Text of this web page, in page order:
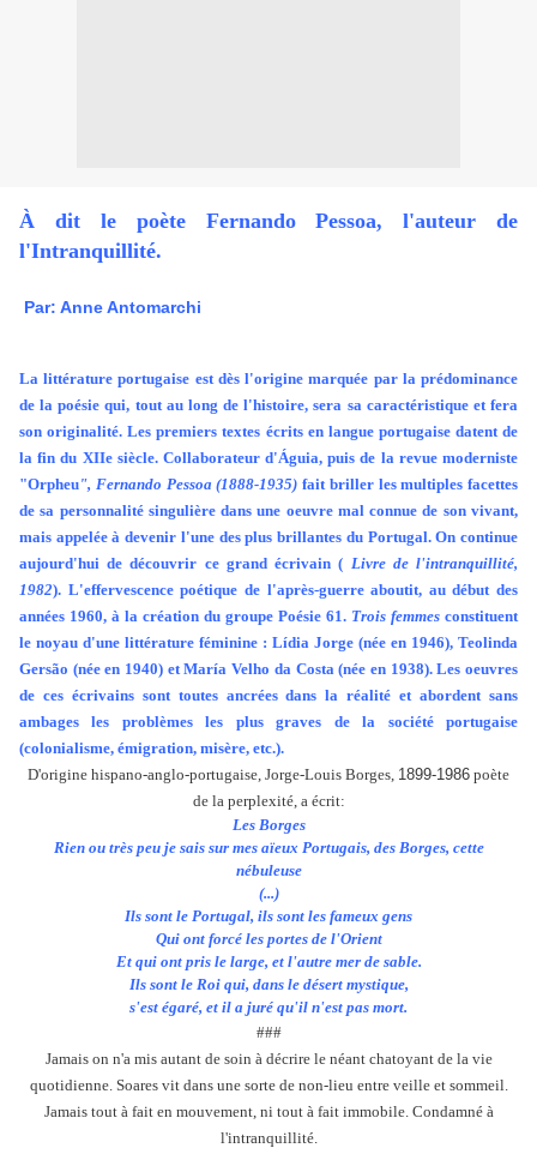
À dit le poète Fernando Pessoa, l'auteur de
l'Intranquillité.
Par: Anne Antomarchi
La littérature portugaise est dès l'origine marquée par la prédominance
de la poésie qui, tout au long de l'histoire, sera sa caractéristique et fera
son originalité. Les premiers textes écrits en langue portugaise datent de
la fin du XIIe siècle. Collaborateur d'Águia, puis de la revue moderniste
"Orpheu", Fernando Pessoa (1888-1935) fait briller les multiples facettes
de sa personnalité singulière dans une oeuvre mal connue de son vivant,
mais appelée à devenir l'une des plus brillantes du Portugal. On continue
aujourd'hui de découvrir ce grand écrivain ( Livre de l'intranquillité,
1982). L'effervescence poétique de l'après-guerre aboutit, au début des
années 1960, à la création du groupe Poésie 61. Trois femmes constituent
le noyau d'une littérature féminine : Lídia Jorge (née en 1946), Teolinda
Gersão (née en 1940) et María Velho da Costa (née en 1938). Les oeuvres
de ces écrivains sont toutes ancrées dans la réalité et abordent sans
ambages les problèmes les plus graves de la société portugaise
(colonialisme, émigration, misère, etc.).
D'origine hispano-anglo-portugaise, Jorge-Louis Borges, 1899-1986 poète
de la perplexité, a écrit:
Les Borges
Rien ou très peu je sais sur mes aïeux Portugais, des Borges, cette
nébuleuse
(...)
Ils sont le Portugal, ils sont les fameux gens
Qui ont forcé les portes de l'Orient
Et qui ont pris le large, et l'autre mer de sable.
Ils sont le Roi qui, dans le désert mystique,
s'est égaré, et il a juré qu'il n'est pas mort.
###
Jamais on n'a mis autant de soin à décrire le néant chatoyant de la vie
quotidienne. Soares vit dans une sorte de non-lieu entre veille et sommeil.
Jamais tout à fait en mouvement, ni tout à fait immobile. Condamné à
l'intranquillité.